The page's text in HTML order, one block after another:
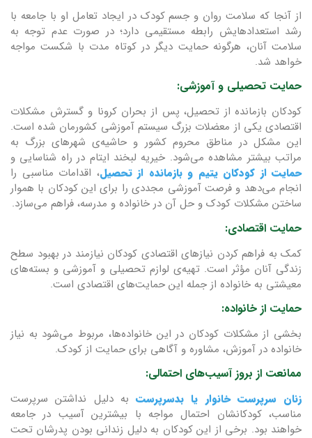
از آنجا که سلامت روان و جسم کودک در ایجاد تعامل او با جامعه با
رشد استعدادهایش رابطه مستقیمی دارد؛ در صورت عدم توجه به
سلامت آنان، هرگونه حمایت دیگر در کوتاه مدت با شکست مواجه
خواهد شد.
حمایت تحصیلی و آموزشی:
کودکان بازمانده از تحصیل، پس از بحران کرونا و گسترش مشکلات
اقتصادی یکی از معضلات بزرگ سیستم آموزشی کشورمان شده است.
این مشکل در مناطق محروم کشور و حاشیه‌ی شهرهای بزرگ به
مراتب بیشتر مشاهده می‌شود. خیریه لبخند ایتام در راه شناسایی و
حمایت از کودکان یتیم و بازمانده از تحصیل، اقدامات مناسبی را
انجام می‌دهد و فرصت آموزشی مجددی را برای این کودکان با هموار
ساختن مشکلات کودک و حل آن در خانواده و مدرسه، فراهم می‌سازد.
حمایت اقتصادی:
کمک به فراهم کردن نیازهای اقتصادی کودکان نیازمند در بهبود سطح
زندگی آنان مؤثر است. تهیه‌ی لوازم تحصیلی و آموزشی و بسته‌های
معیشتی به خانواده از جمله این حمایت‌های اقتصادی است.
حمایت از خانواده:
بخشی از مشکلات کودکان در این خانواده‌ها، مربوط می‌شود به نیاز
خانواده در آموزش، مشاوره و آگاهی برای حمایت از کودک.
ممانعت از بروز آسیب‌های احتمالی:
زنان سرپرست خانوار یا بدسرپرست به دلیل نداشتن سرپرست
مناسب، کودکانشان احتمال مواجه با بیشترین آسیب در جامعه
خواهند بود. برخی از این کودکان به دلیل زندانی بودن پدرشان تحت